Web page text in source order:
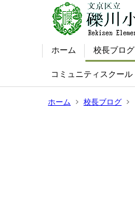
ホーム 校長ブログ
コミュニティスクール
ホーム 校長ブログ